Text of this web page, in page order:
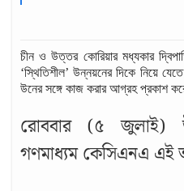
চীন ও উত্তর কোরিয়ার মধ্যকার
‘স্থিতিশীল’ উন্নয়নের দিকে নিয়ে
উনের সঙ্গে কাজ করার আগ্রহ প্রকাশ
রোববার (৫ জুলাই)
গণমাধ্যম কেসিএনএ এই